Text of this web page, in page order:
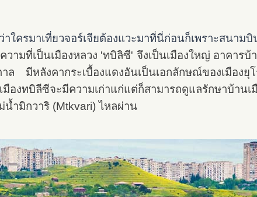
ครมาเที่ยวจอร์เจียต้องแวะมาที่นี่ก่อนก็เพราะสนาม
วามที่เป็นเมืองหลวง 'ทบิลิซี' จึงเป็นเมืองใหญ่ อาคารบ้
มีหลังคากระเบื้องแดงอันเป็นเอกลักษณ์ของเมืองยุ
งทบิลีซีจะมีความเก่าแก่แต่ก็สามารถดูแลรักษาบ้านเมื
ำมิกวาริ (Mtkvari) ไหลผ่าน